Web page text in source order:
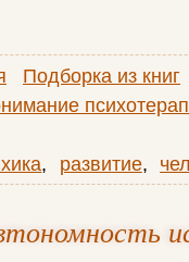
Подборка из книг
, развитие,